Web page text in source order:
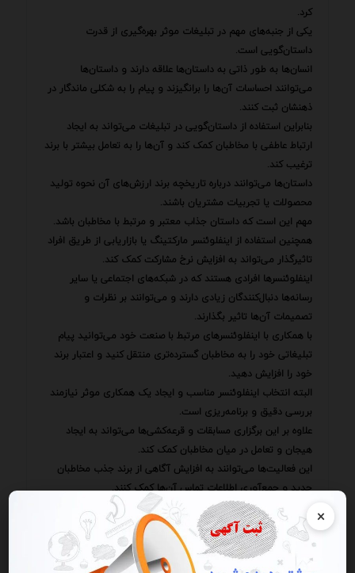
×
کرد.
یکی از جنبه‌های مهم در تبلیغات موثر بهره‌گیری از قدرت
داستان‌گویی است.
انسان‌ها به طور ذاتی به داستان‌ها علاقه دارند و داستان‌ها
می‌توانند احساسات آن‌ها را برانگیزند و پیام را به شکلی ماندگار در
ذهنشان ثبت کنند.
بنابراین استفاده از داستان‌گویی در تبلیغات می‌تواند به ایجاد
ارتباط عاطفی با مخاطبان کمک کند و آن‌ها را به تعامل بیشتر با برند
ترغیب کند.
داستان‌ها می‌توانند درباره تاریخچه برند ارزش‌های آن نحوه تولید
محصولات یا تجربیات مشتریان باشند.
مهم این است که داستان جذاب معتبر و مرتبط با مخاطبان باشد.
همچنین استفاده از اینفلوئنسر مارکتینگ یا بازاریابی از طریق افراد
تاثیرگذار می‌تواند به افزایش نرخ مشارکت کمک کند.
اینفلوئنسرها افرادی هستند که در شبکه‌های اجتماعی یا سایر
رسانه‌ها دنبال‌کنندگان زیادی دارند و می‌توانند بر نظرات و
تصمیمات آن‌ها تاثیر بگذارند.
با همکاری با اینفلوئنسرهای مرتبط با صنعت خود می‌توانید پیام
تبلیغاتی خود را به مخاطبان گسترده‌تری منتقل کنید و اعتبار برند
خود را افزایش دهید.
البته انتخاب اینفلوئنسر مناسب و ایجاد یک همکاری موثر نیازمند
بررسی دقیق و برنامه‌ریزی است.
علاوه بر این برگزاری مسابقات و قرعه‌کشی‌ها می‌تواند به ایجاد
هیجان و تعامل در میان مخاطبان کمک کند.
این فعالیت‌ها می‌توانند به افزایش آگاهی از برند جذب مخاطبان
جدید و جمع‌آوری اطلاعات تماس آن‌ها کمک کنند.
برای برگزاری یک مسابقه یا قرعه‌کشی موفق باید قوانین و شرایط را
به طور واضح و شفاف مشخص کنید جوایز جذابی را ارائه دهید و
از کانال‌های ارتباطی مختلف برای تبلیغ آن استفاده کنید.
شخصی‌سازی تبلیغات نیز از اهمیت بالایی برخوردار است.